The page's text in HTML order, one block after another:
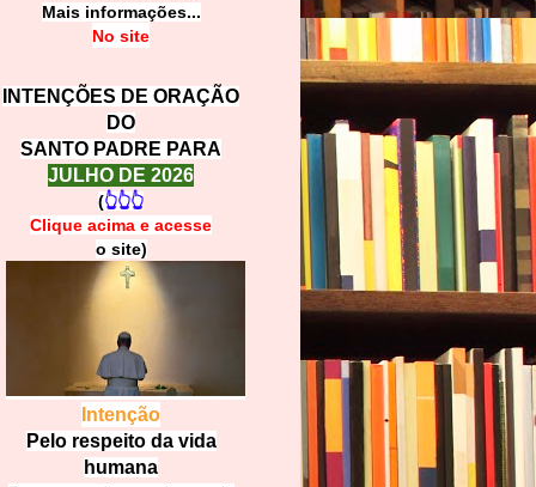
Mais informações...
No site
INTENÇÕES DE ORAÇÃO
DO
SANTO PADRE PARA
JULHO DE 2026
(👆👆👆
Clique acima e acesse
o site)
Intenção
Pelo respeito da vida
humana